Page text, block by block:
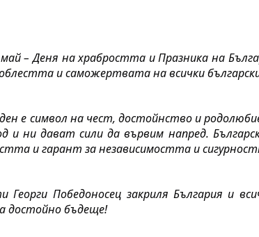
– Деня на храбростта и Празника на
и саможертвата на всички
е символ на чест, достойнство и
и ни дават сили да вървим напред.
и гарант за независимостта и
Георги Победоносец закриля България и
достойно бъдеще!